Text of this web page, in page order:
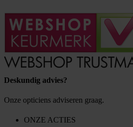
Deskundig advies?
Onze opticiens adviseren graag.
ONZE ACTIES